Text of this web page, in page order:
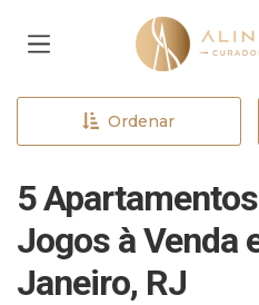
Página
Ordenar
5
Jogos à Venda
Janeiro, RJ